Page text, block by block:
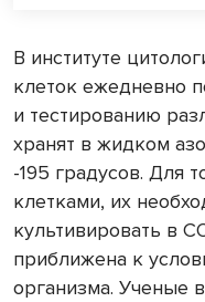
В институте
клеток ежедневно
и тестированию
хранят в жидком
-195 градусов. Для
клетками, их
культивировать в
приближена к
организма. Ученые